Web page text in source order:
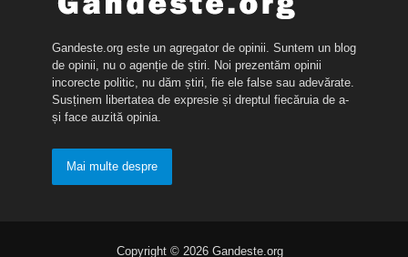
Gandeste.org este un agregator de opinii. Suntem un blog
de opinii, nu o agenție de știri. Noi prezentăm opinii
incorecte politic, nu dăm știri, fie ele false sau adevărate.
Susținem libertatea de expresie și dreptul fiecăruia de a-
și face auzită opinia.
Mai multe despre
Copyright © 2026 Gandeste.org